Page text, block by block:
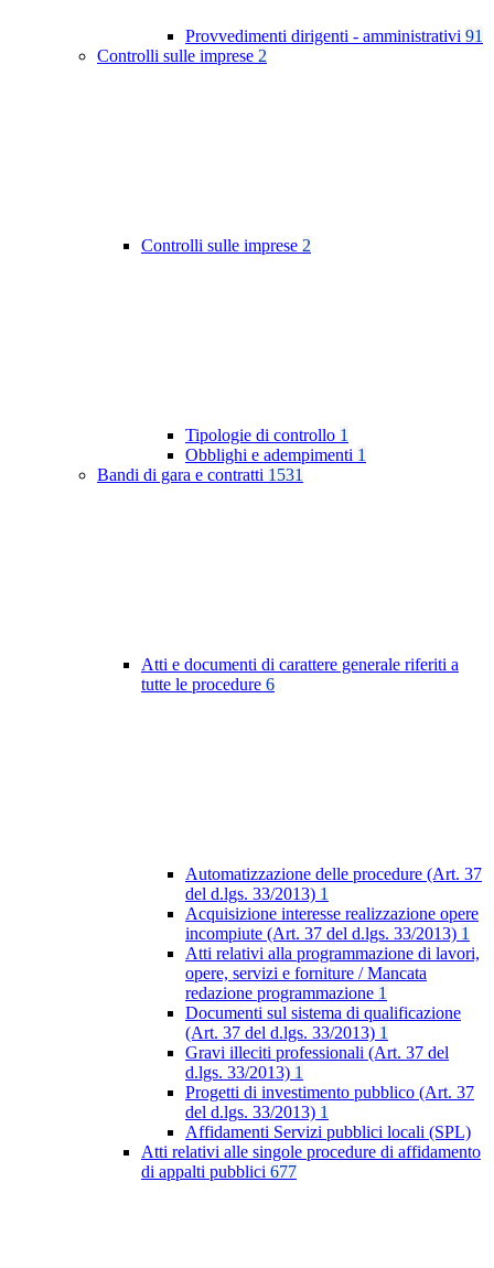
Provvedimenti dirigenti - amministrativi 91
Controlli sulle imprese 2
Controlli sulle imprese 2
Tipologie di controllo 1
Obblighi e adempimenti 1
Bandi di gara e contratti 1531
Atti e documenti di carattere generale riferiti a
tutte le procedure 6
Automatizzazione delle procedure (Art. 37
del d.lgs. 33/2013) 1
Acquisizione interesse realizzazione opere
incompiute (Art. 37 del d.lgs. 33/2013) 1
Atti relativi alla programmazione di lavori,
opere, servizi e forniture / Mancata
redazione programmazione 1
Documenti sul sistema di qualificazione
(Art. 37 del d.lgs. 33/2013) 1
Gravi illeciti professionali (Art. 37 del
d.lgs. 33/2013) 1
Progetti di investimento pubblico (Art. 37
del d.lgs. 33/2013) 1
Affidamenti Servizi pubblici locali (SPL)
Atti relativi alle singole procedure di affidamento
di appalti pubblici 677